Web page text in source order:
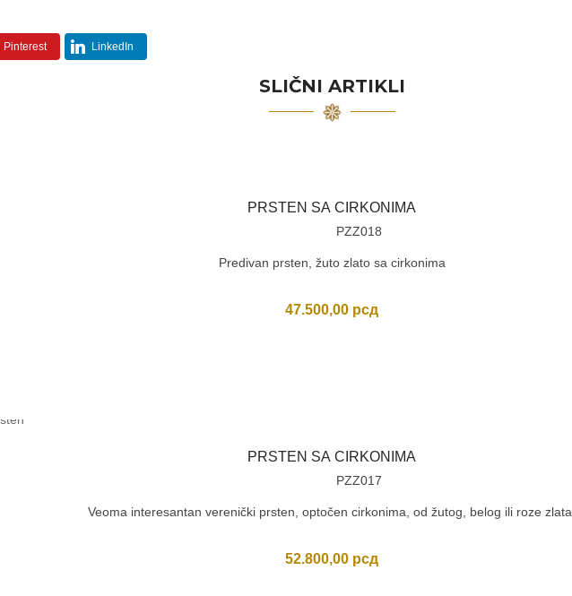
Pinterest LinkedIn
SLIČNI ARTIKLI
PRSTEN SA CIRKONIMA
PZZ018
Predivan prsten, žuto zlato sa cirkonima
47.500,00 рсд
PRSTEN SA CIRKONIMA
PZZ017
Veoma interesantan verenički prsten, optočen cirkonima, od žutog, belog ili roze zlata.
52.800,00 рсд